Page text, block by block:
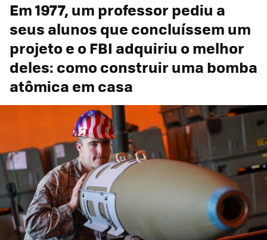
Em 1977, um professor pediu a
seus alunos que concluíssem um
projeto e o FBI adquiriu o melhor
deles: como construir uma bomba
atômica em casa